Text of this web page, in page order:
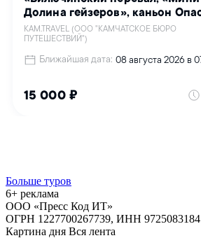
Больше туров
6+ реклама
ООО «Пресс Код ИТ»
ОГРН 1227700267739, ИНН 9725083184
Картина дня Вся лента